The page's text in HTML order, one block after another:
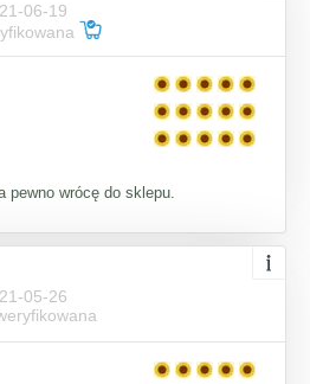
06-19
pewno wrócę do sklepu.
05-26